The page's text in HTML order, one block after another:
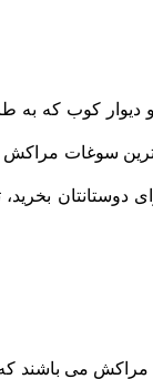
دیوار کوب که
سوغات مراکش
می باشند که